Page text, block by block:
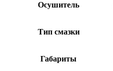
Осушитель
Тип смазки
Габариты